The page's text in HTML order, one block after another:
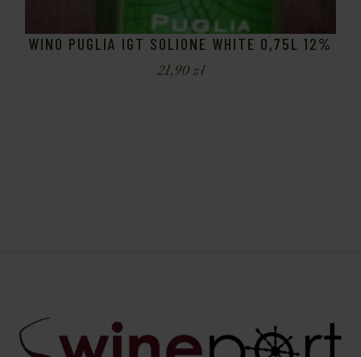
WINO PUGLIA IGT SOLIONE WHITE 0,75L 12%
21,90zł